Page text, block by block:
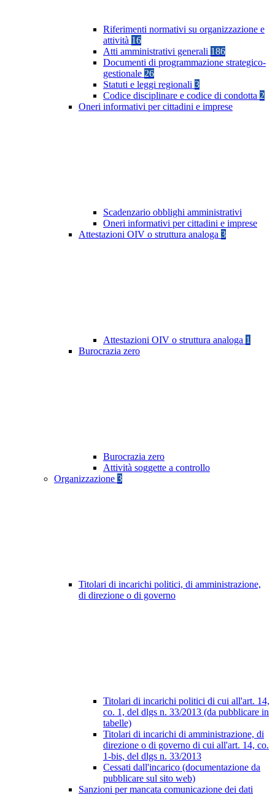
Riferimenti normativi su organizzazione e
attività 16
Atti amministrativi generali 186
Documenti di programmazione strategico-
gestionale 26
Statuti e leggi regionali 3
Codice disciplinare e codice di condotta 2
Oneri informativi per cittadini e imprese
Scadenzario obblighi amministrativi
Oneri informativi per cittadini e imprese
Attestazioni OIV o struttura analoga 3
Attestazioni OIV o struttura analoga 1
Burocrazia zero
Burocrazia zero
Attività soggette a controllo
Organizzazione 3
Titolari di incarichi politici, di amministrazione,
di direzione o di governo
Titolari di incarichi politici di cui all'art. 14,
co. 1, del dlgs n. 33/2013 (da pubblicare in
tabelle)
Titolari di incarichi di amministrazione, di
direzione o di governo di cui all'art. 14, co.
1-bis, del dlgs n. 33/2013
Cessati dall'incarico (documentazione da
pubblicare sul sito web)
Sanzioni per mancata comunicazione dei dati